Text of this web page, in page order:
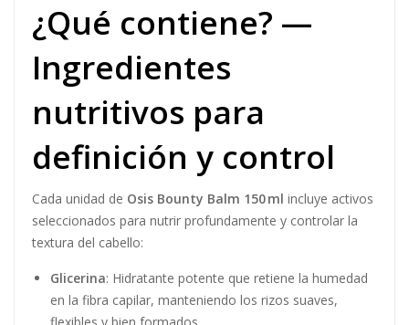
estática y proteger contra la humedad.
¿Qué hace? —
Suaviza, define y
protege el cabello
rizado y rebelde
Osis Bounty Balm
nutritiva e intensiva que define rizos y ondas, aportando
una textura suave, elástica y con movimiento natural. Su
fórmulaanti-frizz y anti-humedad